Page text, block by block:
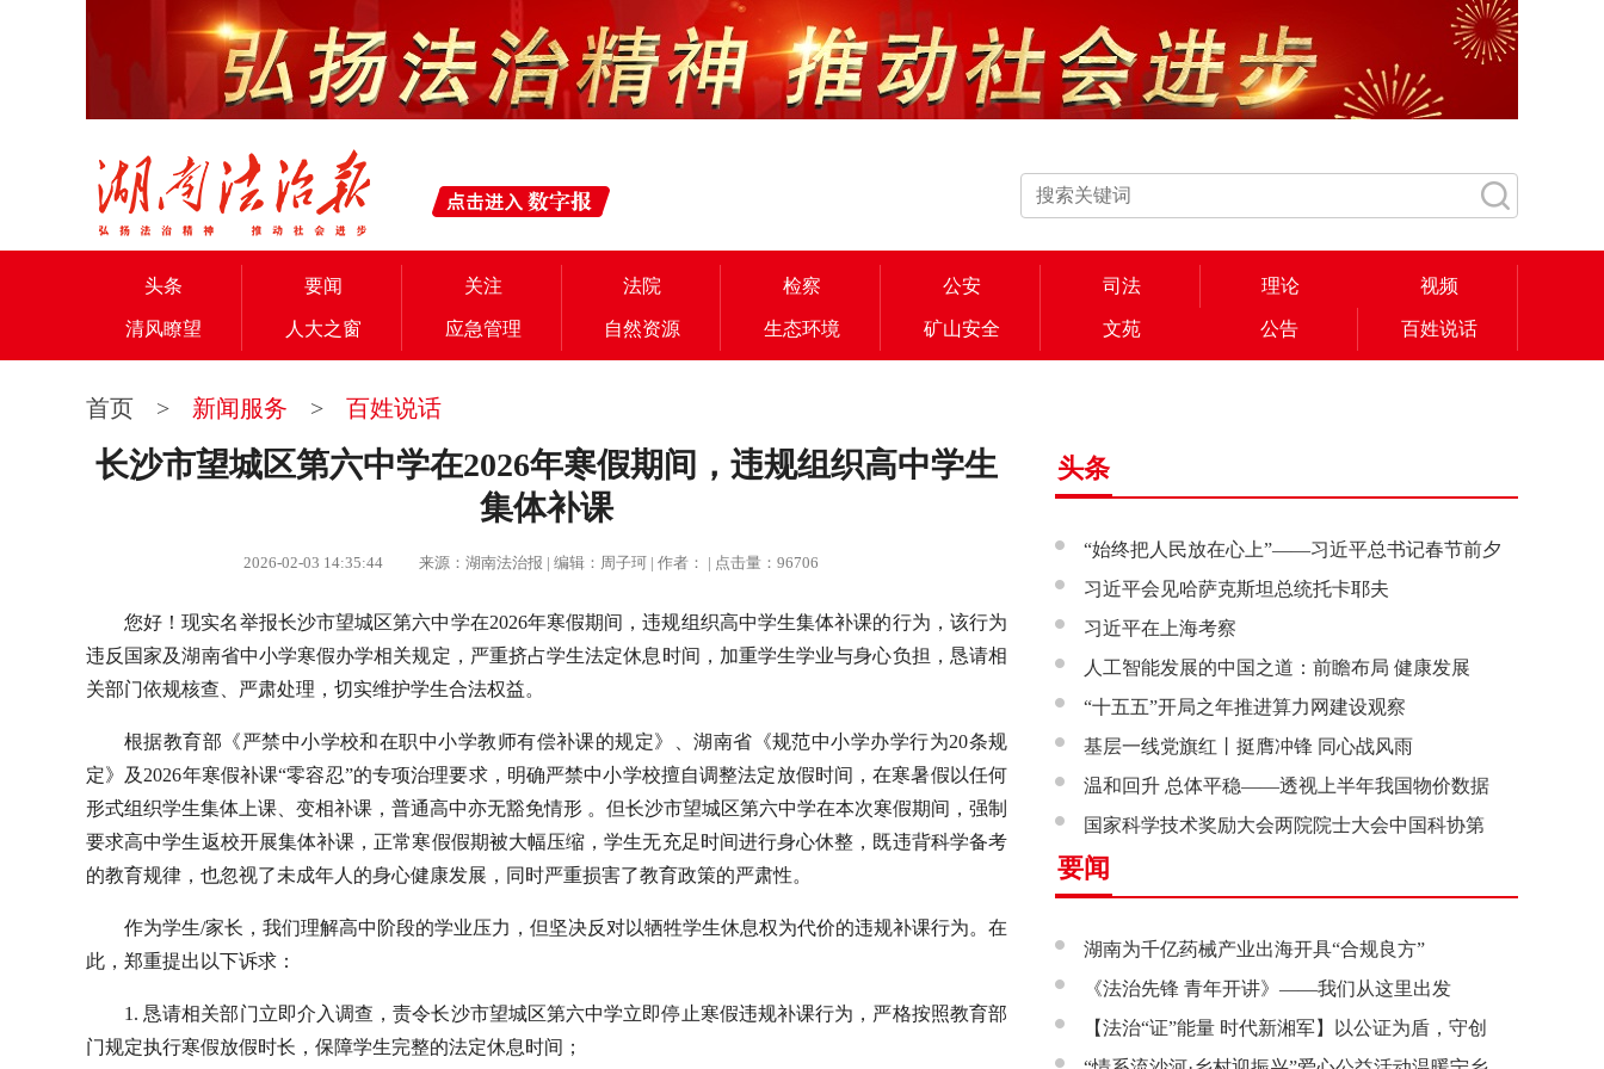
头条 要闻 关注 法院 检察 公安 司法 理论 视频
清风瞭望 人大之窗 应急管理 自然资源 生态环境 矿山安全 文苑 公告 百姓说话
首页 > 新闻服务 > 百姓说话
长沙市望城区第六中学在2026年寒假期间，违规组织高中学生
集体补课
2026-02-03 14:35:44 来源：湖南法治报 | 编辑：周子珂 | 作者： | 点击量：96706
您好！现实名举报长沙市望城区第六中学在2026年寒假期间，违规组织高中学生集体补课的行为，该行为
违反国家及湖南省中小学寒假办学相关规定，严重挤占学生法定休息时间，加重学生学业与身心负担，恳请相
关部门依规核查、严肃处理，切实维护学生合法权益。
根据教育部《严禁中小学校和在职中小学教师有偿补课的规定》、湖南省《规范中小学办学行为20条规
定》及2026年寒假补课“零容忍”的专项治理要求，明确严禁中小学校擅自调整法定放假时间，在寒暑假以任何
形式组织学生集体上课、变相补课，普通高中亦无豁免情形 。但长沙市望城区第六中学在本次寒假期间，强制
要求高中学生返校开展集体补课，正常寒假假期被大幅压缩，学生无充足时间进行身心休整，既违背科学备考
的教育规律，也忽视了未成年人的身心健康发展，同时严重损害了教育政策的严肃性。
作为学生/家长，我们理解高中阶段的学业压力，但坚决反对以牺牲学生休息权为代价的违规补课行为。在
此，郑重提出以下诉求：
1. 恳请相关部门立即介入调查，责令长沙市望城区第六中学立即停止寒假违规补课行为，严格按照教育部
门规定执行寒假放假时长，保障学生完整的法定休息时间；
头条
“始终把人民放在心上”——习近平总书记春节前夕
赴辽宁看望慰问基层干部群众纪实
习近平会见哈萨克斯坦总统托卡耶夫
习近平在上海考察
人工智能发展的中国之道：前瞻布局 健康发展
“十五五”开局之年推进算力网建设观察
基层一线党旗红丨挺膺冲锋 同心战风雨
温和回升 总体平稳——透视上半年我国物价数据
国家科学技术奖励大会两院院士大会中国科协第
十一次全国代表大会在京召开
要闻
湖南为千亿药械产业出海开具“合规良方”
《法治先锋 青年开讲》——我们从这里出发
【法治“证”能量 时代新湘军】以公证为盾，守创